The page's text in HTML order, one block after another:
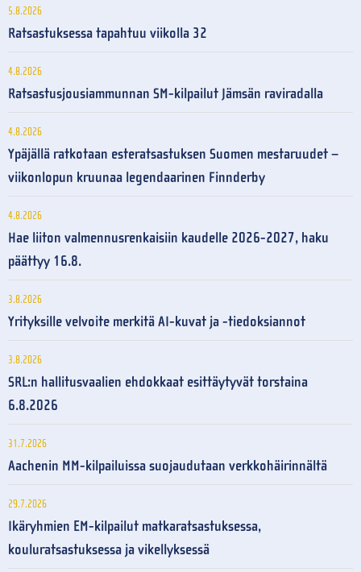
5.8.2026
Ratsastuksessa tapahtuu viikolla 32
4.8.2026
Ratsastusjousiammunnan SM-kilpailut Jämsän raviradalla
4.8.2026
Ypäjällä ratkotaan esteratsastuksen Suomen mestaruudet –
viikonlopun kruunaa legendaarinen Finnderby
4.8.2026
Hae liiton valmennusrenkaisiin kaudelle 2026-2027, haku
päättyy 16.8.
3.8.2026
Yrityksille velvoite merkitä AI-kuvat ja -tiedoksiannot
3.8.2026
SRL:n hallitusvaalien ehdokkaat esittäytyvät torstaina
6.8.2026
31.7.2026
Aachenin MM-kilpailuissa suojaudutaan verkkohäirinnältä
29.7.2026
Ikäryhmien EM-kilpailut matkaratsastuksessa,
kouluratsastuksessa ja vikellyksessä